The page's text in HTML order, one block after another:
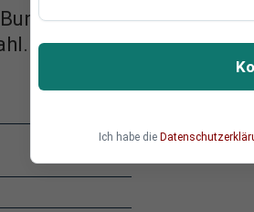
hat
So sorgen Sie dafür,
Ich habe die